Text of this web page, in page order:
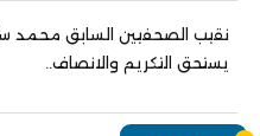
نقيب الصحفيين السابق محمد
يستحق التكريم والانصاف..